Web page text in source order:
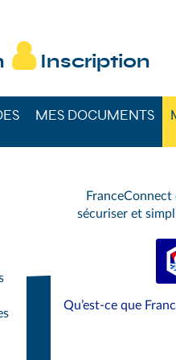
 Inscription
MES DOCUMENTS
sécuriser et
Qu’est-ce que